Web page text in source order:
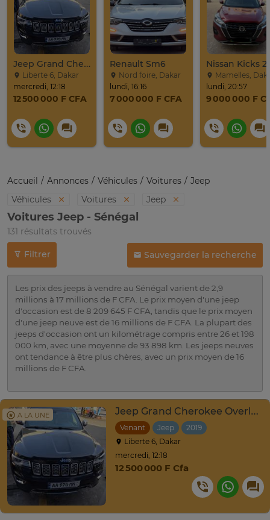
Jeep Grand Cherokee Overland 2019 À Vendre
Liberte 6, Dakar
mercredi, 12:18
12 500 000 F CFA
Renault Sm6
Nord foire, Dakar
lundi, 16:16
7 000 000 F CFA
Nissan Kicks
Mamelles,
lundi, 20:57
9 000 000 F
Accueil Annonces Véhicules Voitures
Jeep
Véhicules
Voitures Jeep
Voitures Jeep - Sénégal
131 résultats trouvés
Filtrer Sauvegarder la recherche
Les prix des jeeps à vendre au Sénégal varient de 2,9
millions à 17 millions de F CFA. Le prix moyen d'une jeep
d'occasion est de 8 209 645 F CFA, tandis que le prix moyen
d'une jeep neuve est de 16 millions de F CFA. La plupart des
jeeps d'occasion ont un kilométrage compris entre 26 et 198
000 km, avec une moyenne de 93 898 km. Les jeeps neuves
ont tendance à être plus chères, avec un prix moyen de 16
millions de F CFA.
A LA UNE Jeep Grand Cherokee Overland 2019 à vendre
Venant Jeep
2019
Liberte 6, Dakar
mercredi, 12:18
12 500 000 F Cfa